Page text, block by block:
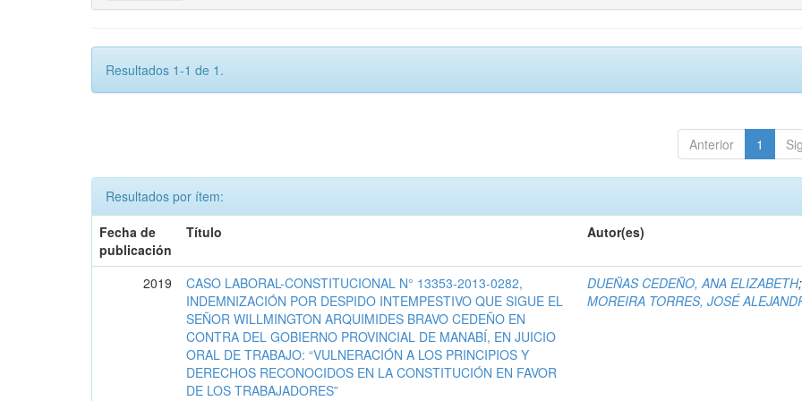
Resultados 1-1 de 1.
Anterior 1
Resultados por ítem:
Fecha de
publicación
Título Autor(es)
2019
CASO LABORAL-CONSTITUCIONAL N° 13353-2013-0282,
INDEMNIZACIÓN POR DESPIDO INTEMPESTIVO QUE SIGUE EL
SEÑOR WILLMINGTON ARQUIMIDES BRAVO CEDEÑO EN
CONTRA DEL GOBIERNO PROVINCIAL DE MANABÍ, EN JUICIO
ORAL DE TRABAJO: “VULNERACIÓN A LOS PRINCIPIOS Y
DERECHOS RECONOCIDOS EN LA CONSTITUCIÓN EN FAVOR
DE LOS TRABAJADORES”
DUEÑAS CEDEÑO, ANA ELIZABETH;
MOREIRA TORRES, JOSÉ